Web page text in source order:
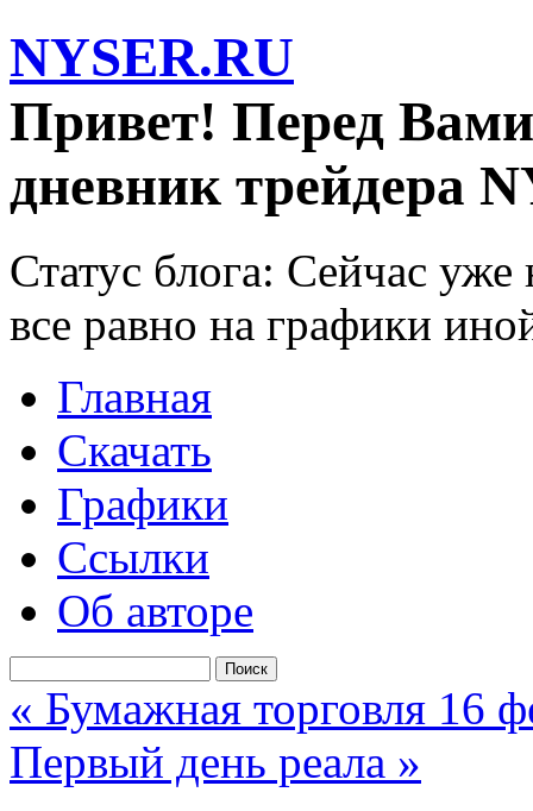
NYSER.RU
Привет! Перед
дневник трейдера
Статус блога: Сейчас
все равно на графики
Главная
Скачать
Графики
Ссылки
Об авторе
« Бумажная торговля 16
Первый день реала »